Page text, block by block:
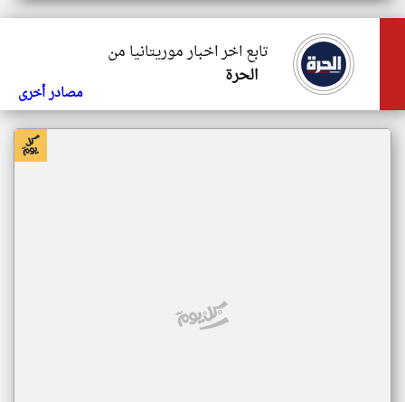
تابع اخر اخبار موريتانيا من
الحرة
مصادر أخرى